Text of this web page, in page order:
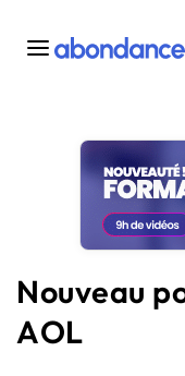
Toutes les actus
Actus SEO
Plateforme
Solutions
Ressources
Audit SEO
Nouveau
AOL